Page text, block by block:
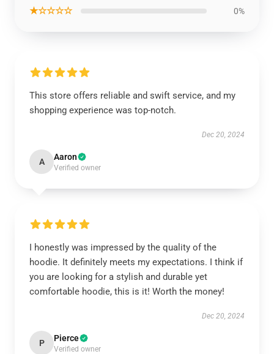
★☆☆☆☆ 0%
This store offers reliable and swift service, and my
shopping experience was top-notch.
Dec 20, 2024
A Aaron
Verified owner
I honestly was impressed by the quality of the
hoodie. It definitely meets my expectations. I think if
you are looking for a stylish and durable yet
comfortable hoodie, this is it! Worth the money!
Dec 20, 2024
P Pierce
Verified owner